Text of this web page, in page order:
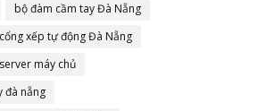
bộ đàm cầm tay Đà Nẵng
cổng xếp tự động Đà Nẵng
server máy chủ
đà nẵng